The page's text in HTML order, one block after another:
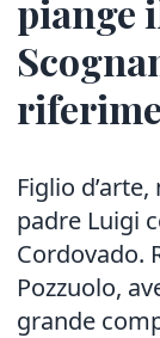
piange
Figlio
padre Luigi
Cordovado.
Pozzuolo,
grande